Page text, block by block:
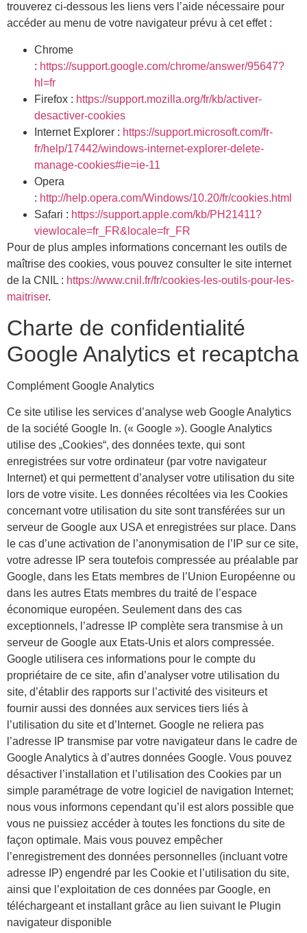
trouverez ci-dessous les liens vers l’aide nécessaire pour
accéder au menu de votre navigateur prévu à cet effet :
Chrome
: https://support.google.com/chrome/answer/95647?
hl=fr
Firefox : https://support.mozilla.org/fr/kb/activer-
desactiver-cookies
Internet Explorer : https://support.microsoft.com/fr-
fr/help/17442/windows-internet-explorer-delete-
manage-cookies#ie=ie-11
Opera
: http://help.opera.com/Windows/10.20/fr/cookies.html
Safari : https://support.apple.com/kb/PH21411?
viewlocale=fr_FR&locale=fr_FR
Pour de plus amples informations concernant les outils de
maîtrise des cookies, vous pouvez consulter le site internet
de la CNIL : https://www.cnil.fr/fr/cookies-les-outils-pour-les-
maitriser.
Charte de confidentialité
Google Analytics et recaptcha
Complément Google Analytics
Ce site utilise les services d’analyse web Google Analytics
de la société Google In. (« Google »). Google Analytics
utilise des „Cookies“, des données texte, qui sont
enregistrées sur votre ordinateur (par votre navigateur
Internet) et qui permettent d’analyser votre utilisation du site
lors de votre visite. Les données récoltées via les Cookies
concernant votre utilisation du site sont transférées sur un
serveur de Google aux USA et enregistrées sur place. Dans
le cas d’une activation de l’anonymisation de l’IP sur ce site,
votre adresse IP sera toutefois compressée au préalable par
Google, dans les Etats membres de l’Union Européenne ou
dans les autres Etats membres du traité de l’espace
économique européen. Seulement dans des cas
exceptionnels, l’adresse IP complète sera transmise à un
serveur de Google aux Etats-Unis et alors compressée.
Google utilisera ces informations pour le compte du
propriétaire de ce site, afin d’analyser votre utilisation du
site, d’établir des rapports sur l’activité des visiteurs et
fournir aussi des données aux services tiers liés à
l’utilisation du site et d’Internet. Google ne reliera pas
l’adresse IP transmise par votre navigateur dans le cadre de
Google Analytics à d’autres données Google. Vous pouvez
désactiver l’installation et l’utilisation des Cookies par un
simple paramétrage de votre logiciel de navigation Internet;
nous vous informons cependant qu’il est alors possible que
vous ne puissiez accéder à toutes les fonctions du site de
façon optimale. Mais vous pouvez empêcher
l’enregistrement des données personnelles (incluant votre
adresse IP) engendré par les Cookie et l’utilisation du site,
ainsi que l’exploitation de ces données par Google, en
téléchargeant et installant grâce au lien suivant le Plugin
navigateur disponible